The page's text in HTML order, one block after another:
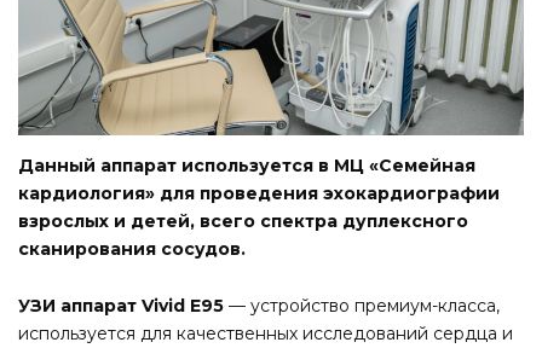
Данный аппарат используется в МЦ «Семейная
кардиология» для проведения эхокардиографии
взрослых и детей, всего спектра дуплексного
сканирования сосудов.
УЗИ аппарат Vivid E95 — устройство премиум-класса,
используется для качественных исследований сердца и